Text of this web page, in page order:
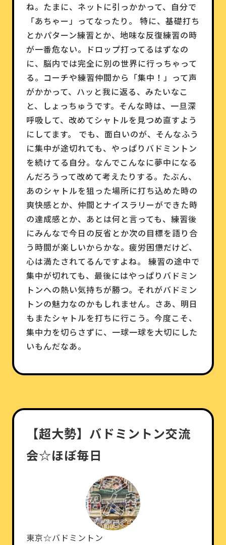
ね。たまに、ネットに引っかかって、自分で
「あちゃー」ってなったり。 特に、基礎打ち
とかパターン練習とか、地味な反復練習の時
が一番危ない。ドロップ打ってるはずなの
に、脳内では完全に別の世界に行っちゃって
る。コーチや練習仲間から「集中！」って声
がかかって、ハッと我に返る、みたいなこ
と、しょっちゅうです。そんな時は、一旦深
呼吸して、改めてシャトルを見つめ直すよう
にしてます。 でも、面白いのが、そんなふう
に集中が途切れても、やっぱりバドミントン
を続けてる自分。なんでこんなに夢中になる
んだろうって改めて考えたりする。たぶん、
あのシャトルを狙った場所に打ち込めた時の
爽快感とか、仲間とナイスラリーができた時
の達成感とか、あとは何と言っても、練習後
にみんなで今日の反省とか次の目標を語り合
う時間が楽しいからかな。疲労困憊だけど、
心は満たされてるんですよね。 練習の途中で
集中が切れても、最後にはやっぱりバドミン
トンへの熱い気持ちが勝つ。それがバドミン
トンの魅力なのかもしれません。さあ、明日
もまたシャトルを打ちに行こう。今度こそ、
集中力を切らさずに、一球一球を大切にした
いもんだなあ。
【超大勢】バドミントン交流
会☆ほぼ毎日
東京☆バドミントン